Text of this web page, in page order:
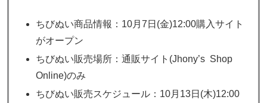
ちびぬい商品情報：10月7日(金)12:00購入サイト
がオープン
ちびぬい販売場所：通販サイト(Jhony’s Shop
Online)のみ
ちびぬい販売スケジュール：10月13日(木)12:00